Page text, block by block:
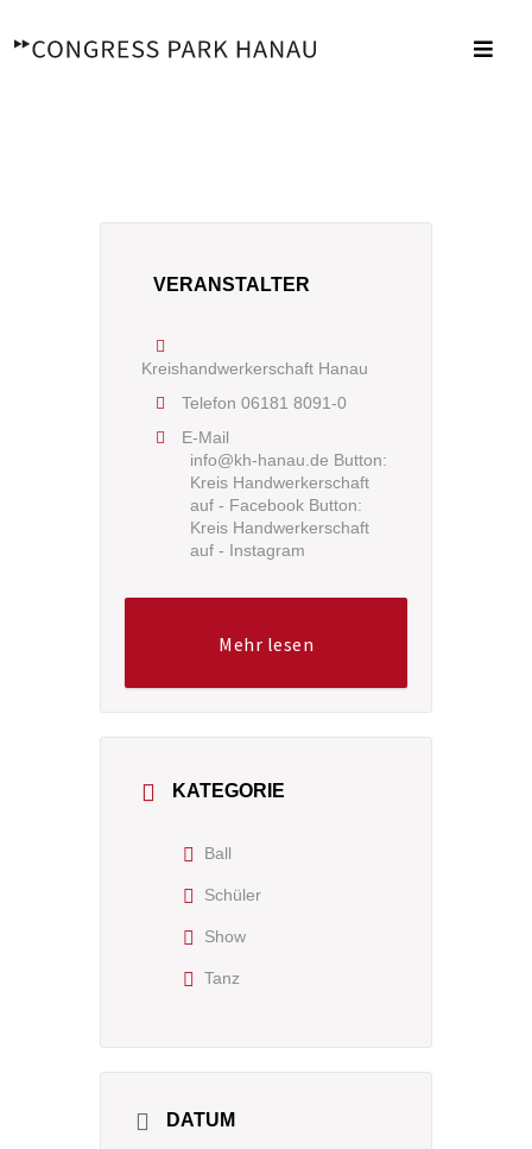
Inhalt
VERANSTALTER
Kreishandwerkerschaft Hanau
Telefon 06181 8091-0
E-Mail
info@kh-hanau.de Button:
Kreis Handwerkerschaft
auf - Facebook Button:
Kreis Handwerkerschaft
auf - Instagram
Mehr lesen
KATEGORIE
Ball
Schüler
Show
Tanz
DATUM